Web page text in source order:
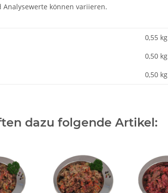
können variieren.
0,55 kg
0,50 kg
0,50 kg
dazu folgende Artikel: